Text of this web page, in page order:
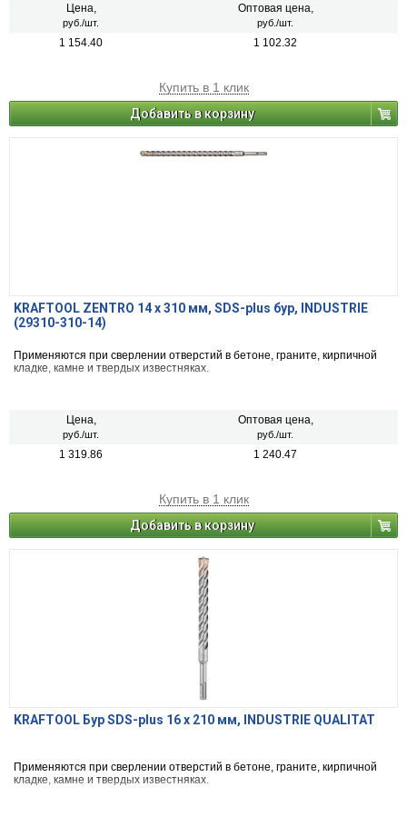
Цена,
руб./шт.
Оптовая цена,
руб./шт.
1 154.40 1 102.32
Купить в 1 клик
Добавить в корзину
KRAFTOOL ZENTRO 14 x 310 мм, SDS-plus бур, INDUSTRIE
(29310-310-14)
Применяются при сверлении отверстий в бетоне, граните, кирпичной
кладке, камне и твердых известняках.
Цена,
руб./шт.
Оптовая цена,
руб./шт.
1 319.86 1 240.47
Купить в 1 клик
Добавить в корзину
KRAFTOOL Бур SDS-plus 16 x 210 мм, INDUSTRIE QUALITAT
Применяются при сверлении отверстий в бетоне, граните, кирпичной
кладке, камне и твердых известняках.